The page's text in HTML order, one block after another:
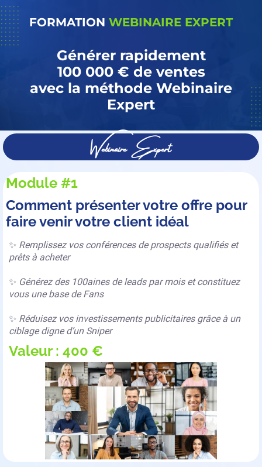
FORMATION WEBINAIRE EXPERT
Générer rapidement
100 000 € de ventes
avec la méthode Webinaire
Expert
Webinaire Expert
Module #1
Comment présenter votre offre pour
faire venir votre client idéal
✨ Remplissez vos conférences de prospects qualifiés et
prêts à acheter
✨ Générez des 100aines de leads par mois et constituez
vous une base de Fans
✨ Réduisez vos investissements publicitaires grâce à un
ciblage digne d’un Sniper
Valeur : 400 €